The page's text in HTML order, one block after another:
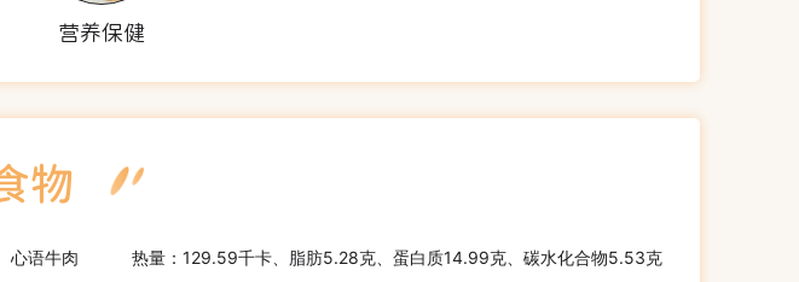
营养保健
心语牛肉
热量：129.59千卡、脂肪5.28克、蛋白质14.99克、碳水化合物5.53克